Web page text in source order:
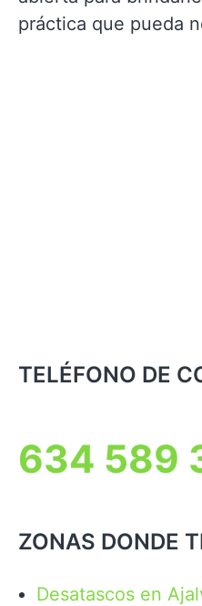
práctica que pueda
TELÉFONO DE
634 589
ZONAS DONDE
Desatascos en